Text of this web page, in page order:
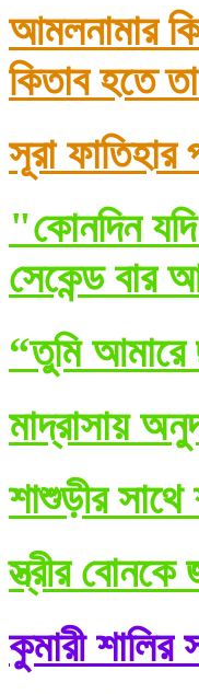
আমলনামার
কিতাব হতে
সূরা
"কোনদিন
সেকেন্ড বার
“তুমি আমারে
মাদ্রাসায়
শাশুড়ীর
স্ত্রীর বোনকে
কুমারী শালির